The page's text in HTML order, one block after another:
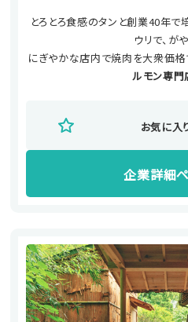
とろとろ食感のタンと創業40年
ウリで、が
にぎやかな店内で焼肉を大衆価
ルモン専門
お気に入
企業詳細